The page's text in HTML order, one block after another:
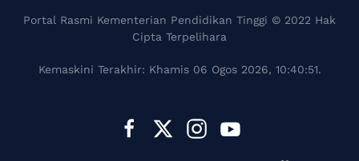
Portal Rasmi Kementerian Pendidikan Tinggi © 2022 Hak
Cipta Terpelihara
Kemaskini Terakhir: Khamis 06 Ogos 2026, 10:40:51.